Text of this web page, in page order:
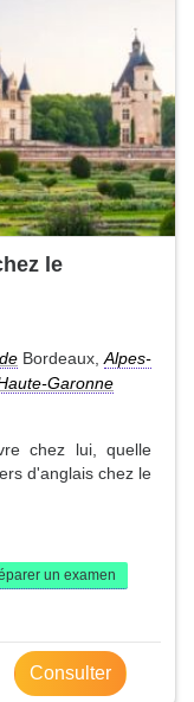
le
Bordeaux,Alpes-
Garonne
chez lui, quelle
d'anglais chez le
un examen
Consulter